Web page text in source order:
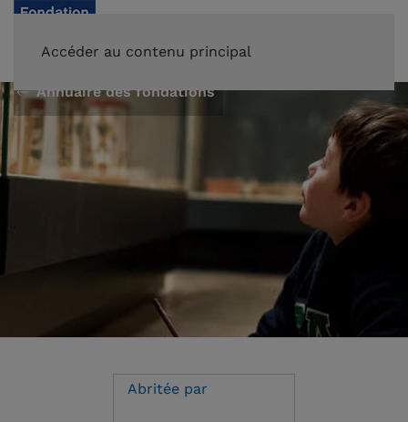
Accéder au contenu principal
Annuaire des fondations
Abritée par